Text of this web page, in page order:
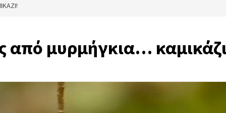
από μυρμήγκια…